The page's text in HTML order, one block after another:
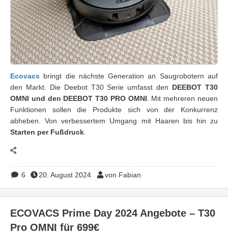
Ecovacs bringt die nächste Generation an Saugrobotern auf
den Markt. Die Deebot T30 Serie umfasst den DEEBOT T30
OMNI und den DEEBOT T30 PRO OMNI. Mit mehreren neuen
Funktionen sollen die Produkte sich von der Konkurrenz
abheben. Von verbessertem Umgang mit Haaren bis hin zu
Starten per Fußdruck.
6 20. August 2024 von Fabian
ECOVACS Prime Day 2024 Angebote – T30
Pro OMNI für 699€